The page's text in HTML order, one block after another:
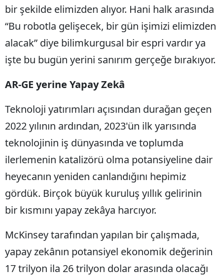
bir şekilde elimizden alıyor. Hani halk arasında
“Bu robotla gelişecek, bir gün işimizi elimizden
alacak” diye bilimkurgusal bir espri vardır ya
işte bu bugün yerini sanırım gerçeğe bırakıyor.
AR-GE yerine Yapay Zekâ
Teknoloji yatırımları açısından durağan geçen
2022 yılının ardından, 2023'ün ilk yarısında
teknolojinin iş dünyasında ve toplumda
ilerlemenin katalizörü olma potansiyeline dair
heyecanın yeniden canlandığını hepimiz
gördük. Birçok büyük kuruluş yıllık gelirinin
bir kısmını yapay zekâya harcıyor.
McKinsey tarafından yapılan bir çalışmada,
yapay zekânın potansiyel ekonomik değerinin
17 trilyon ila 26 trilyon dolar arasında olacağı